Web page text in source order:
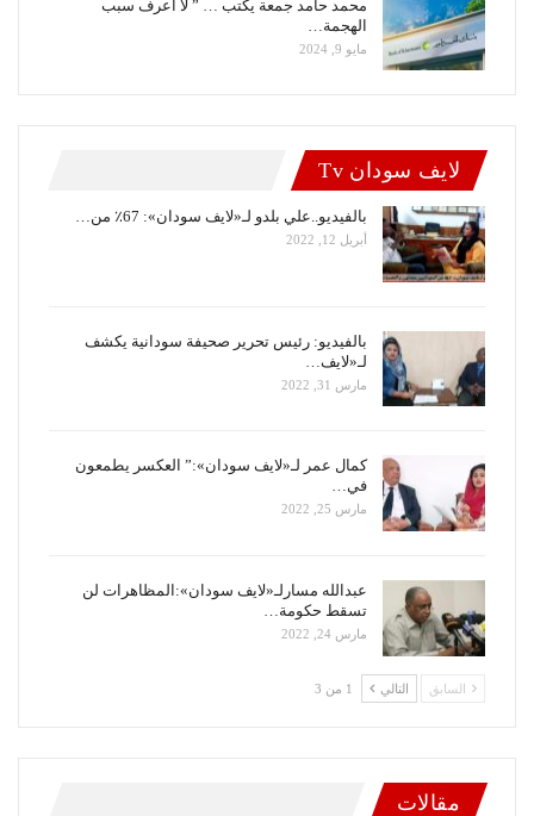
محمد حامد جمعة يكتب … ” لا أعرف سبب
الهجمة…
مايو 9, 2024
لايف سودان Tv
بالفيديو..علي بلدو لـ«لايف سودان»: 67٪ من…
أبريل 12, 2022
بالفيديو: رئيس تحرير صحيفة سودانية يكشف
لـ«لايف…
مارس 31, 2022
كمال عمر لـ«لايف سودان»:” العكسر يطمعون
في…
مارس 25, 2022
عبدالله مسارلـ«لايف سودان»:المظاهرات لن
تسقط حكومة…
مارس 24, 2022
السابق التالي 1 من 3
مقالات